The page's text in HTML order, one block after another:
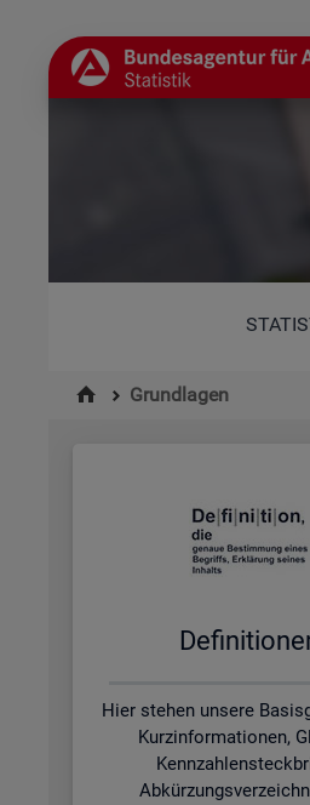
Grundlagen
Hier stehen unsere
Kurzinformationen,